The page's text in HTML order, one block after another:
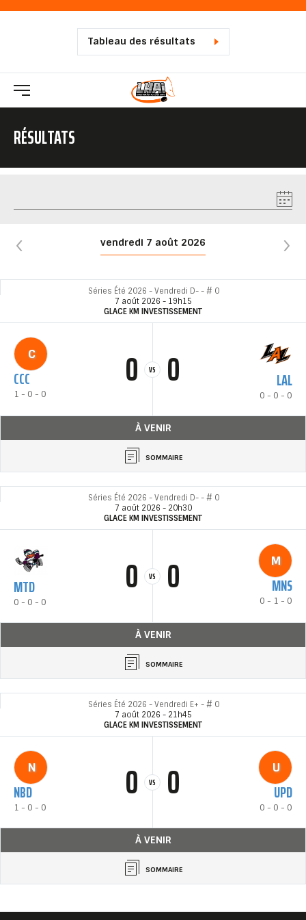
Tableau des résultats
RÉSULTATS
vendredi 7 août 2026
Séries Été 2026 - Vendredi D- - # 0
7 août 2026 - 19h15
GLACE KM INVESTISSEMENT
C
CCC
1 - 0 - 0 0 VS 0 LAL
0 - 0 - 0
À VENIR
SOMMAIRE
Séries Été 2026 - Vendredi D- - # 0
7 août 2026 - 20h30
GLACE KM INVESTISSEMENT
MTD
0 - 0 - 0
0 VS 0 M
MNS
0 - 1 - 0
À VENIR
SOMMAIRE
Séries Été 2026 - Vendredi E+ - # 0
7 août 2026 - 21h45
GLACE KM INVESTISSEMENT
N
NBD
1 - 0 - 0
0 VS 0 U
UPD
0 - 0 - 0
À VENIR
SOMMAIRE